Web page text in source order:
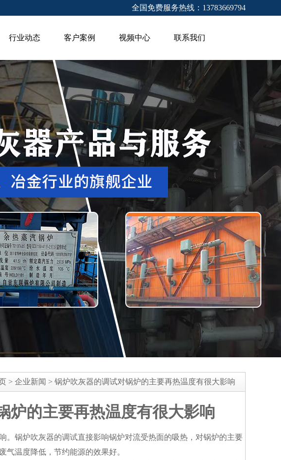
全国免费服务热线：13783669794
行业动态 客户案例 视频中心 联系我们
> 企业新闻 > 锅炉吹灰器的调试对锅炉的主要再热温度有很大影响
炉的主要再热温度有很大影响
。锅炉吹灰器的调试直接影响锅炉对流受热面的吸热，对锅炉的主要
气温度降低，节约能源的效果好。